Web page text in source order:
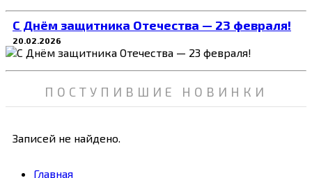
C Днём защитника Отечества — 23 февраля!
20.02.2026
ПОСТУПИВШИЕ НОВИНКИ
Записей не найдено.
Главная